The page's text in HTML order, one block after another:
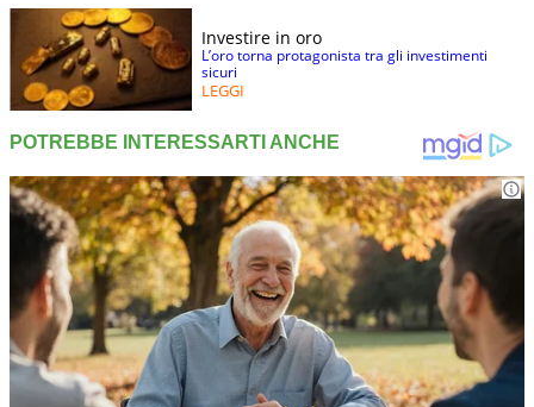
Investire in oro
L’oro torna protagonista tra gli investimenti
sicuri
LEGGI